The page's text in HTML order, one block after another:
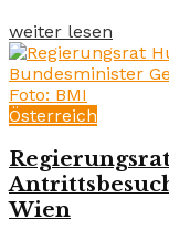
weiter lesen
Österreich
Wien